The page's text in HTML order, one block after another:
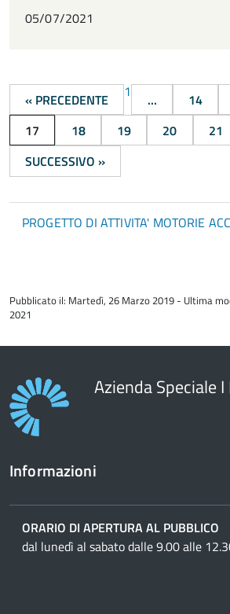
05/07/2021
« PRECEDENTE 1 ... 14
17
18 19 20
21
SUCCESSIVO »
PROGETTO DI ATTIVITA' MOTORIE
del
contenuto
Pubblicato il: Martedì, 26 Marzo 2019 - Ultima
2021
Azienda Speciale
Informazioni
ORARIO DI APERTURA AL PUBBLICO
dal lunedì al sabato dalle 9.00 alle